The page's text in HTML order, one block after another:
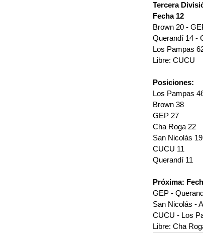
Tercera
Fecha 12
Brown 20 -
Querandí 14 -
Los Pampas
Libre: CUCU
Posiciones:
Los Pampas
Brown 38
GEP 27
Cha Roga 22
San Nicolás 19
CUCU 11
Querandí 11
Próxima:
GEP -
San Nicolás -
CUCU - Los
Libre: Cha